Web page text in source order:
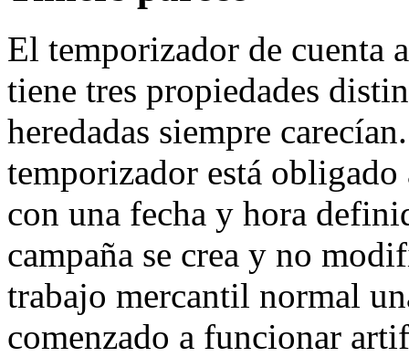
El temporizador de cuenta
tiene tres propiedades
heredadas siempre
temporizador está
con una fecha y hora
campaña se crea y no
trabajo mercantil normal
comenzado a funcionar